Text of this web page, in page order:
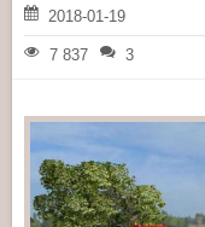
2018-01-19
7 837 3